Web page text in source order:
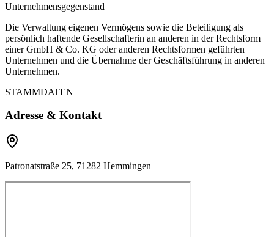
Unternehmensgegenstand
Die Verwaltung eigenen Vermögens sowie die Beteiligung als
persönlich haftende Gesellschafterin an anderen in der Rechtsform
einer GmbH & Co. KG oder anderen Rechtsformen geführten
Unternehmen und die Übernahme der Geschäftsführung in anderen
Unternehmen.
STAMMDATEN
Adresse & Kontakt
Patronatstraße 25, 71282 Hemmingen